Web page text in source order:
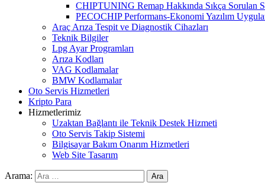
CHIPTUNING Remap Hakkında Sıkça Sorulan
PECOCHIP Performans-Ekonomi Yazılım
Araç Arıza Tespit ve Diagnostik Cihazları
Teknik Bilgiler
Lpg Ayar Programları
Arıza Kodları
VAG Kodlamalar
BMW Kodlamalar
Oto Servis Hizmetleri
Kripto Para
Hizmetlerimiz
Uzaktan Bağlantı ile Teknik Destek Hizmeti
Oto Servis Takip Sistemi
Bilgisayar Bakım Onarım Hizmetleri
Web Site Tasarım
Arama: